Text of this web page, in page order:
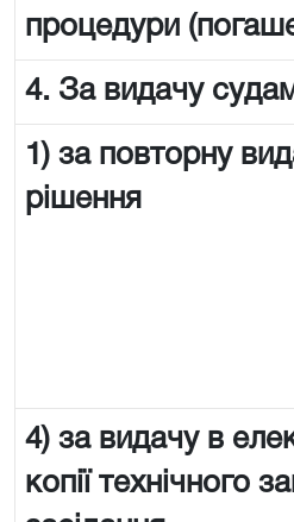
процедури
4. За видачу
1) за повторну
рішення
4) за видачу в
копії технічного